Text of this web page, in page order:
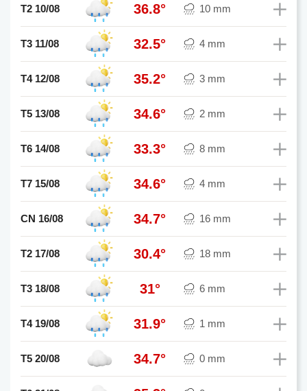
T2 10/08 36.8° 10 mm
T3 11/08 32.5° 4 mm
T4 12/08 35.2° 3 mm
T5 13/08 34.6° 2 mm
T6 14/08 33.3° 8 mm
T7 15/08 34.6° 4 mm
CN 16/08 34.7° 16 mm
T2 17/08 30.4° 18 mm
T3 18/08 31° 6 mm
T4 19/08 31.9° 1 mm
T5 20/08 34.7° 0 mm